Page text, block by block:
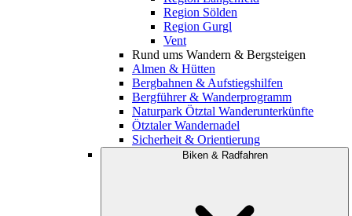
Region Sölden
Region Gurgl
Vent
Rund ums Wandern & Bergsteigen
Almen & Hütten
Bergbahnen & Aufstiegshilfen
Bergführer & Wanderprogramm
Naturpark Ötztal Wanderunterkünfte
Ötztaler Wandernadel
Sicherheit & Orientierung
Biken & Radfahren